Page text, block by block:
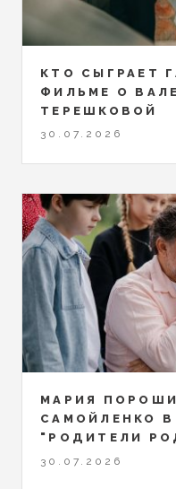
КТО СЫГРАЕТ
ФИЛЬМЕ О
ТЕРЕШКОВОЙ
30.07.2026
МАРИЯ
САМОЙЛЕНКО
"РОДИТЕЛИ
30.07.2026